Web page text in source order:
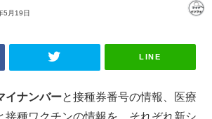
5月19日
LINE
イナンバーと接種券番号の情報、医療
接種ワクチンの情報を、それぞれ新シ